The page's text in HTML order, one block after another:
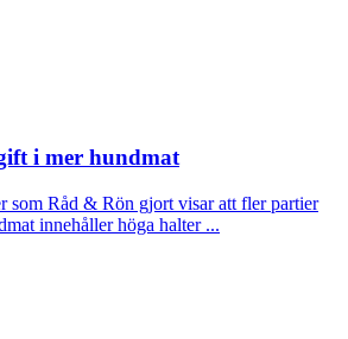
i mer hundmat
som Råd & Rön gjort visar att fler partier
innehåller höga halter ...